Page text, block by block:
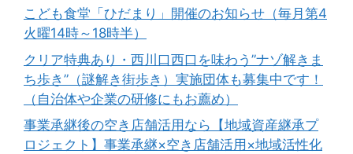
こども食堂「ひだまり」開催のお知らせ（毎月第4
火曜14時～18時半）
クリア特典あり・西川口西口を味わう”ナゾ解きま
ち歩き”（謎解き街歩き）実施団体も募集中です！
（自治体や企業の研修にもお薦め）
事業承継後の空き店舗活用なら【地域資産継承プ
ロジェクト】事業承継×空き店舗活用×地域活性化